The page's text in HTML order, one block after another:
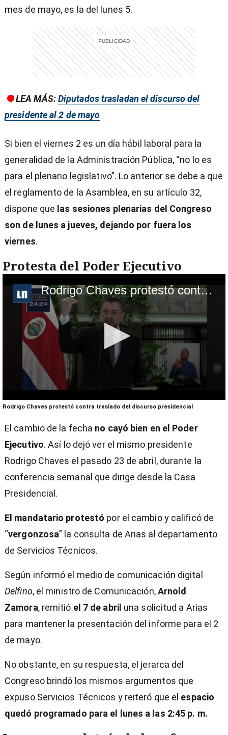
mes de mayo, es la del lunes 5.
LEA MÁS:Diputados trasladan el discurso del
presidente al 2 de mayo
Si bien el viernes 2 es un día hábil laboral para la
generalidad de la Administración Pública, “no lo es
para el plenario legislativo”. Lo anterior se debe a que
el reglamento de la Asamblea, en su artículo 32,
dispone que las sesiones plenarias del Congreso
son de lunes a jueves, dejando por fuera los
viernes.
Protesta del Poder Ejecutivo
Rodrigo Chaves protestó contra traslado del discurso presidencial
0
seconds
2
34
seconds
Rodrigo Chaves protestó contra traslado del discurso presidencial
El cambio de la fecha no cayó bien en el Poder
Ejecutivo. Así lo dejó ver el mismo presidente
Rodrigo Chaves el pasado 23 de abril, durante la
conferencia semanal que dirige desde la Casa
Presidencial.
El mandatario protestó por el cambio y calificó de
“vergonzosa” la consulta de Arias al departamento
de Servicios Técnicos.
Según informó el medio de comunicación digital
Delfino, el ministro de Comunicación,Arnold
Zamora, remitió el 7 de abril una solicitud a Arias
para mantener la presentación del informe para el 2
de mayo.
No obstante, en su respuesta, el jerarca del
Congreso brindó los mismos argumentos que
expuso Servicios Técnicos y reiteró que el espacio
quedó programado para el lunes a las 2:45 p. m.